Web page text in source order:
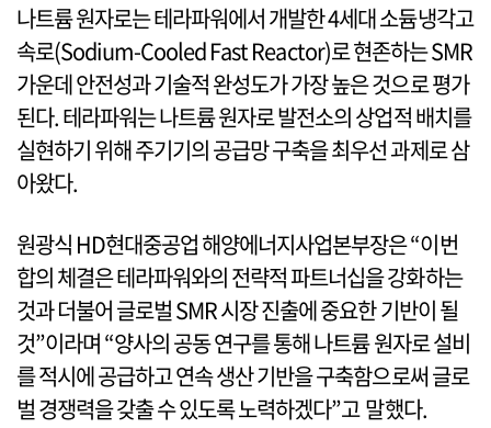
나트륨 원자로는 테라파워에서 개발한 4세대 소듐냉각고
속로(Sodium-Cooled Fast Reactor)로 현존하는 SMR
가운데 안전성과 기술적 완성도가 가장 높은 것으로 평가
된다. 테라파워는 나트륨 원자로 발전소의 상업적 배치를
실현하기 위해 주기기의 공급망 구축을 최우선 과제로 삼
아왔다.
원광식 HD현대중공업 해양에너지사업본부장은 “이번
합의 체결은 테라파워와의 전략적 파트너십을 강화하는
것과 더불어 글로벌 SMR 시장 진출에 중요한 기반이 될
것”이라며 “양사의 공동 연구를 통해 나트륨 원자로 설비
를 적시에 공급하고 연속 생산 기반을 구축함으로써 글로
벌 경쟁력을 갖출 수 있도록 노력하겠다”고 말했다.